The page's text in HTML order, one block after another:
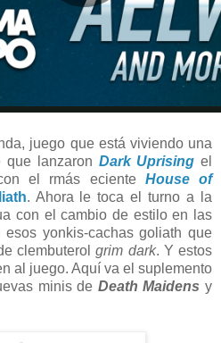
juego que está viviendo una
que lanzaron Dark Uprising el
el rmás eciente House of
. Ahora le toca el turno a la
con el cambio de estilo en las
yonkis-cachas goliath que
clembuterolgrim dark. Y estos
al juego. Aquí va el suplemento
minis de Death Maidens y